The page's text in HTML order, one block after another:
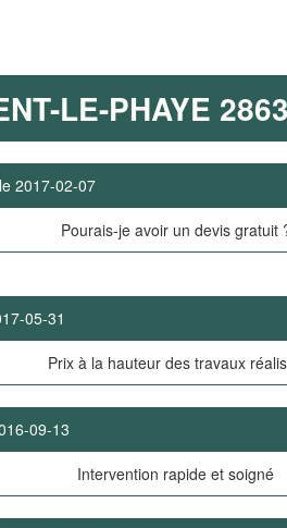
LE-PHAYE
le 2017-02-07
Pourais-je avoir un devis gratuit
05-31
Prix à la hauteur des travaux
09-13
Intervention rapide et soigné